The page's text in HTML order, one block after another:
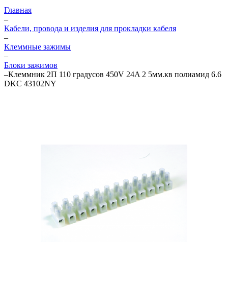
Главная
–
Кабели, провода и изделия для прокладки кабеля
–
Клеммные зажимы
–
Блоки зажимов
–Клеммник 2П 110 градусов 450V 24A 2 5мм.кв полиамид 6.6
DKC 43102NY